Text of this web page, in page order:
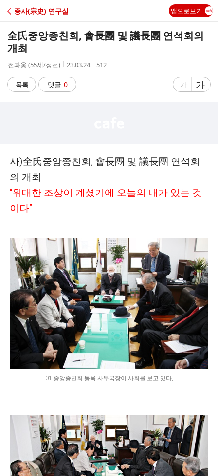
C
A
종사(宗史) 연구실 앱으로보기
全氏중앙종친회, 會長團 및 議長團 연석회의
개최
작
자
전과웅 (55세/정선)
작
시
간
23.03.24
조
512
목록 댓글 0
글
게
가
글
자
게
가
사)全氏중앙종친회, 會長團 및 議長團 연석회
의 개최
“위대한 조상이 계셨기에 오늘의 내가 있는 것
이다”
01-중앙종친회 동욱 사무국장이 사회를 보고 있다,